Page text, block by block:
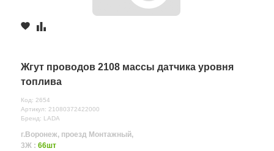
Жгут проводов 2108 массы датчика уровня
топлива
Код: 2654
Артикул: 21080372422000
Бренд: LADA
г.Воронеж, проезд Монтажный,
3Ж : 66шт